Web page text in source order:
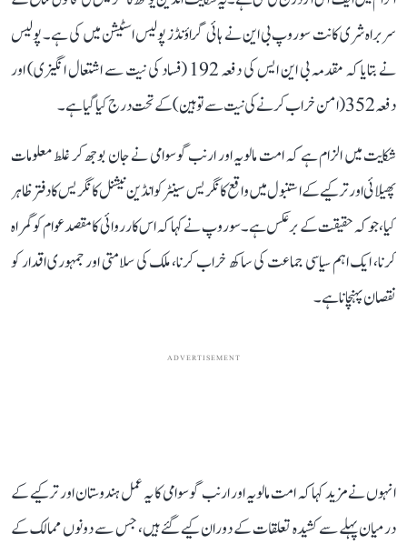
سربراہ شری کانت سوروپ بی این نے ہائی گراؤنڈز پولیس اسٹیشن میں کی ہے۔ پولیس
نے بتایا کہ مقدمہ بی این ایس کی دفعہ 192 (فساد کی نیت سے اشتعال انگیزی) اور
دفعہ 352 (امن خراب کرنے کی نیت سے توہین) کے تحت درج کیا گیا ہے۔
شکایت میں الزام ہے کہ امت مالویہ اور ارنب گوسوامی نے جان بوجھ کر غلط معلومات
پھیلائی اور ترکیے کے استنبول میں واقع کانگریس سینٹر کو انڈین نیشنل کانگریس کا دفتر ظاہر
کیا، جو کہ حقیقت کے برعکس ہے۔ سوروپ نے کہا کہ اس کارروائی کا مقصد عوام کو گمراہ
کرنا، ایک اہم سیاسی جماعت کی ساکھ خراب کرنا، ملک کی سلامتی اور جمہوری اقدار کو
نقصان پہنچانا ہے۔
ADVERTISEMENT
انہوں نے مزید کہا کہ امت مالویہ اور ارنب گوسوامی کا یہ عمل ہندوستان اور ترکیے کے
درمیان پہلے سے کشیدہ تعلقات کے دوران کیے گئے ہیں، جس سے دونوں ممالک کے